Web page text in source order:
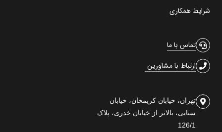
شرایط همکاری
تماس با ما
ارتباط با مشاورین
تهران، خیابان کریمخان، خیابان
سنایی، بالاتر از خیابان خدری، پلاک
126/1